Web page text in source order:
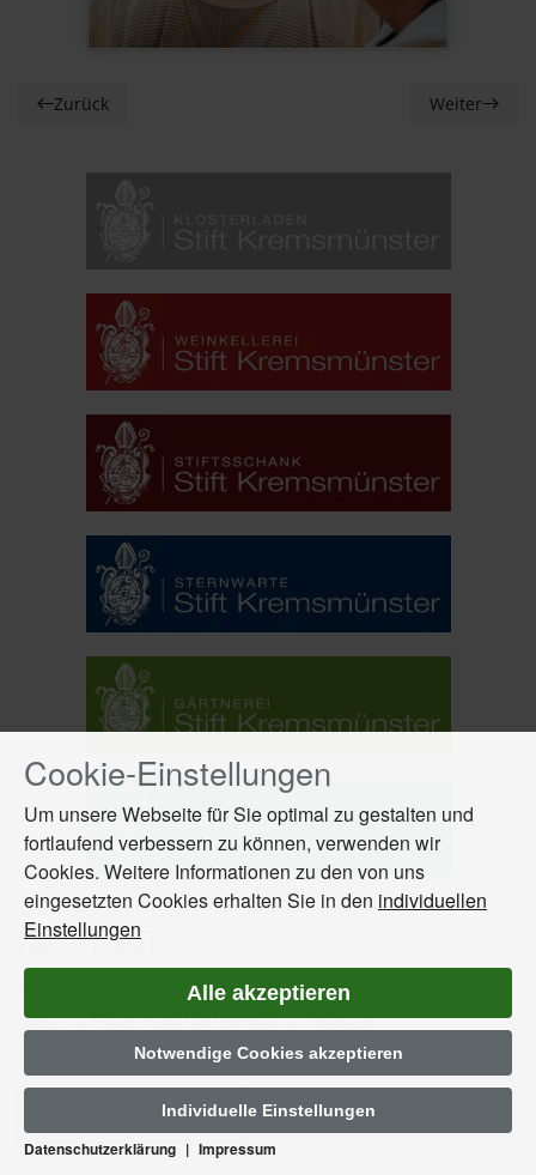
Zurück Weiter
KONTAKT
STIFT KREMSMÜNSTER
Stift 1 | 4550 Kremsmünster | Austria
Tel: +43 (0) 75 83 52 75-0
Zu den Kontakten
Drücken
Sie
Tab,
um
durch
die
Optionen
navigieren.
lehnt
Cookies
Cookie-Einstellungen
Um unsere Webseite für Sie optimal zu gestalten und
fortlaufend verbessern zu können, verwenden wir
Cookies. Weitere Informationen zu den von uns
eingesetzten Cookies erhalten Sie in den individuellen
Einstellungen
Alle akzeptieren
Notwendige Cookies akzeptieren
Individuelle Einstellungen
Datenschutzerklärung | Impressum